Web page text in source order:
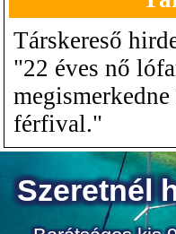
Társkereső
"22 éves nő
férfival."